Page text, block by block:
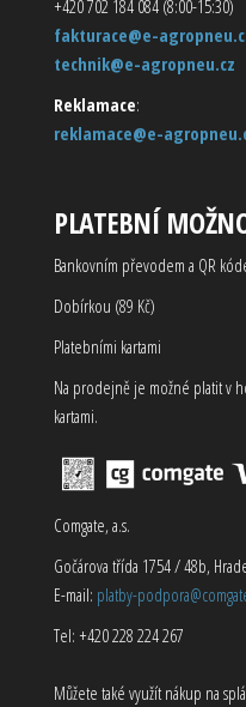
+420 702 184 084 (8:00-15:30)
fakturace@e-
technik@e-agropneu.cz
Reklamace:
reklamace@e-
PLATEBNÍ
Bankovním převodem a QR
Dobírkou (89 Kč)
Platebními kartami
Na prodejně je možné platit v
kartami.
Comgate, a.s.
Gočárova třída 1754 / 48b,
E-mail: platby-
Tel: +420 228 224 267
Můžete také využít nákup na